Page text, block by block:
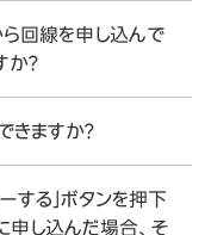
回線を申し込んで
か？
きますか？
する」ボタンを押下
申し込んだ場合、そ